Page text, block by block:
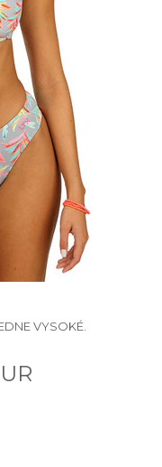
VYSOKÉ.